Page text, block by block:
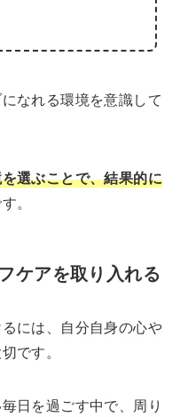
なれる環境を意識して
選ぶことで、結果的に
。
ケアを取り入れる
には、自分自身の心や
です。
日を過ごす中で、周り